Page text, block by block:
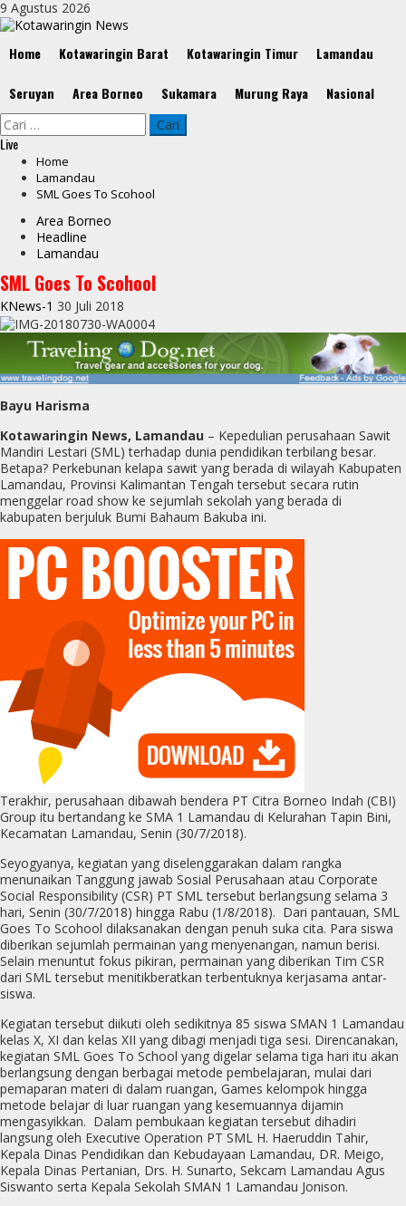
Skip
to
9 Agustus 2026
Menu
Home Kotawaringin Barat Kotawaringin Timur Lamandau
Seruyan Area Borneo Sukamara Murung Raya Nasional
Cari
untuk:
Live
Home
Lamandau
SML Goes To Scohool
Area Borneo
Headline
Lamandau
SML Goes To Scohool
KNews-1 30 Juli 2018
Bayu Harisma
Kotawaringin News, Lamandau – Kepedulian perusahaan Sawit
Mandiri Lestari (SML) terhadap dunia pendidikan terbilang besar.
Betapa? Perkebunan kelapa sawit yang berada di wilayah Kabupaten
Lamandau, Provinsi Kalimantan Tengah tersebut secara rutin
menggelar road show ke sejumlah sekolah yang berada di
kabupaten berjuluk Bumi Bahaum Bakuba ini.
Terakhir, perusahaan dibawah bendera PT Citra Borneo Indah (CBI)
Group itu bertandang ke SMA 1 Lamandau di Kelurahan Tapin Bini,
Kecamatan Lamandau, Senin (30/7/2018).
Seyogyanya, kegiatan yang diselenggarakan dalam rangka
menunaikan Tanggung jawab Sosial Perusahaan atau Corporate
Social Responsibility (CSR) PT SML tersebut berlangsung selama 3
hari, Senin (30/7/2018) hingga Rabu (1/8/2018). Dari pantauan, SML
Goes To Scohool dilaksanakan dengan penuh suka cita. Para siswa
diberikan sejumlah permainan yang menyenangan, namun berisi.
Selain menuntut fokus pikiran, permainan yang diberikan Tim CSR
dari SML tersebut menitikberatkan terbentuknya kerjasama antar-
siswa.
Kegiatan tersebut diikuti oleh sedikitnya 85 siswa SMAN 1 Lamandau
kelas X, XI dan kelas XII yang dibagi menjadi tiga sesi. Direncanakan,
kegiatan SML Goes To School yang digelar selama tiga hari itu akan
berlangsung dengan berbagai metode pembelajaran, mulai dari
pemaparan materi di dalam ruangan, Games kelompok hingga
metode belajar di luar ruangan yang kesemuannya dijamin
mengasyikkan. Dalam pembukaan kegiatan tersebut dihadiri
langsung oleh Executive Operation PT SML H. Haeruddin Tahir,
Kepala Dinas Pendidikan dan Kebudayaan Lamandau, DR. Meigo,
Kepala Dinas Pertanian, Drs. H. Sunarto, Sekcam Lamandau Agus
Siswanto serta Kepala Sekolah SMAN 1 Lamandau Jonison.